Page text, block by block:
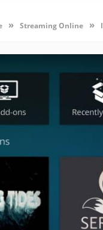
» Streaming Online »